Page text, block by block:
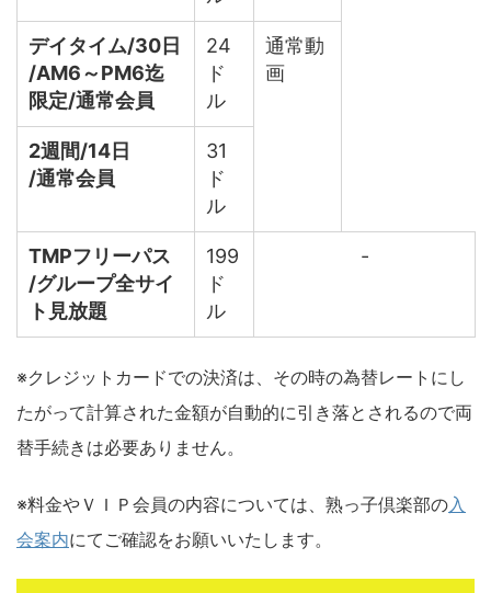
デイタイム/30日
/AM6～PM6迄
限定/通常会員
24
ド
ル
通常動
画
2週間/14日
/通常会員
31
ド
ル
TMPフリーパス
/グループ全サイ
ト見放題
199
ド
ル
-
※クレジットカードでの決済は、その時の為替レートにし
たがって計算された金額が自動的に引き落とされるので両
替手続きは必要ありません。
※料金やＶＩＰ会員の内容については、熟っ子倶楽部の入
会案内にてご確認をお願いいたします。